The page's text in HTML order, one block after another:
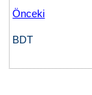
Önceki
BDT